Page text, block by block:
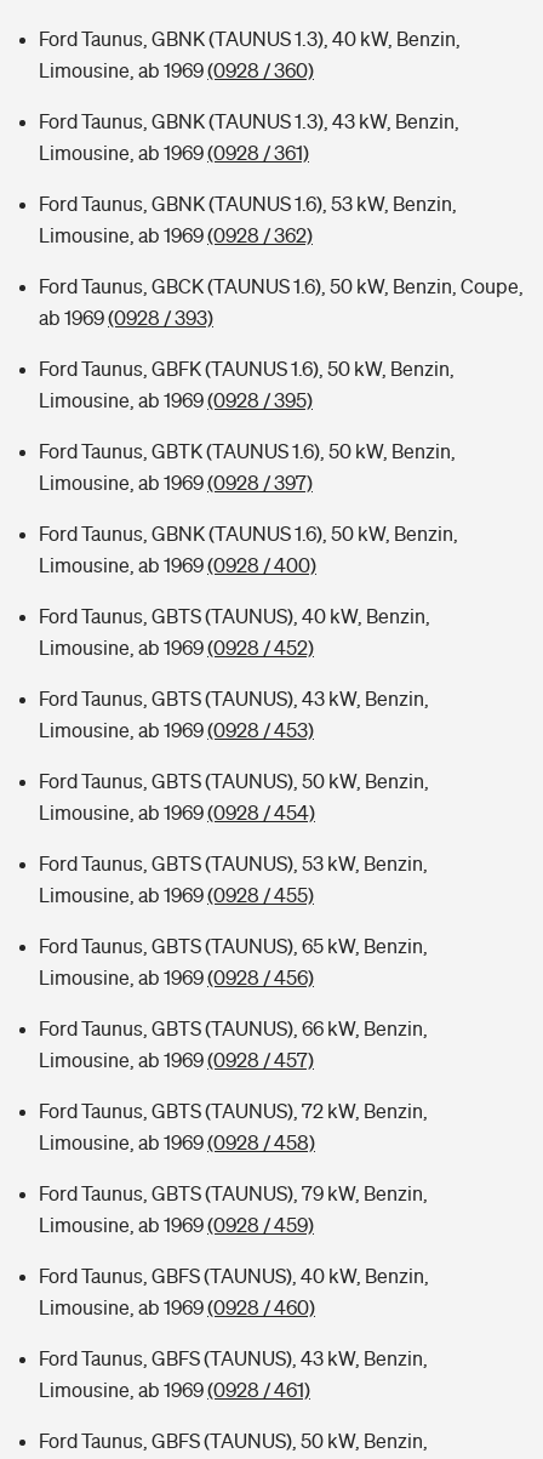
Ford Taunus, GBNK (TAUNUS 1.3), 40 kW, Benzin,
Limousine, ab 1969(0928 / 360)
Ford Taunus, GBNK (TAUNUS 1.3), 43 kW, Benzin,
Limousine, ab 1969(0928 / 361)
Ford Taunus, GBNK (TAUNUS 1.6), 53 kW, Benzin,
Limousine, ab 1969(0928 / 362)
Ford Taunus, GBCK (TAUNUS 1.6), 50 kW, Benzin, Coupe,
ab 1969(0928 / 393)
Ford Taunus, GBFK (TAUNUS 1.6), 50 kW, Benzin,
Limousine, ab 1969(0928 / 395)
Ford Taunus, GBTK (TAUNUS 1.6), 50 kW, Benzin,
Limousine, ab 1969(0928 / 397)
Ford Taunus, GBNK (TAUNUS 1.6), 50 kW, Benzin,
Limousine, ab 1969(0928 / 400)
Ford Taunus, GBTS (TAUNUS), 40 kW, Benzin,
Limousine, ab 1969(0928 / 452)
Ford Taunus, GBTS (TAUNUS), 43 kW, Benzin,
Limousine, ab 1969(0928 / 453)
Ford Taunus, GBTS (TAUNUS), 50 kW, Benzin,
Limousine, ab 1969(0928 / 454)
Ford Taunus, GBTS (TAUNUS), 53 kW, Benzin,
Limousine, ab 1969(0928 / 455)
Ford Taunus, GBTS (TAUNUS), 65 kW, Benzin,
Limousine, ab 1969(0928 / 456)
Ford Taunus, GBTS (TAUNUS), 66 kW, Benzin,
Limousine, ab 1969(0928 / 457)
Ford Taunus, GBTS (TAUNUS), 72 kW, Benzin,
Limousine, ab 1969(0928 / 458)
Ford Taunus, GBTS (TAUNUS), 79 kW, Benzin,
Limousine, ab 1969(0928 / 459)
Ford Taunus, GBFS (TAUNUS), 40 kW, Benzin,
Limousine, ab 1969(0928 / 460)
Ford Taunus, GBFS (TAUNUS), 43 kW, Benzin,
Limousine, ab 1969(0928 / 461)
Ford Taunus, GBFS (TAUNUS), 50 kW, Benzin,